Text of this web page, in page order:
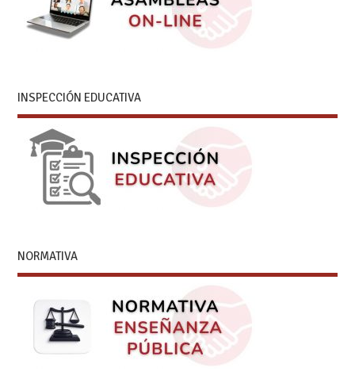
INSPECCIÓN EDUCATIVA
NORMATIVA